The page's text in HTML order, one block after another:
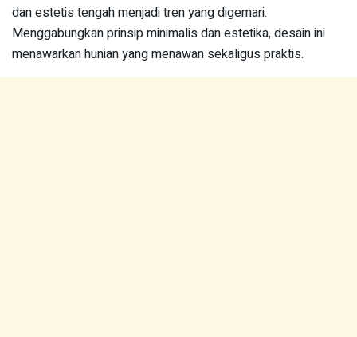
dan estetis tengah menjadi tren yang digemari.
Menggabungkan prinsip minimalis dan estetika, desain ini
menawarkan hunian yang menawan sekaligus praktis.